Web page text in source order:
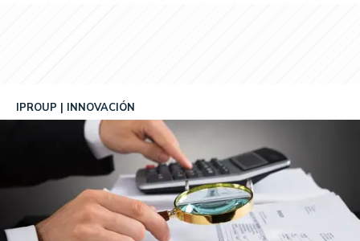
IPROUP INNOVACIÓN